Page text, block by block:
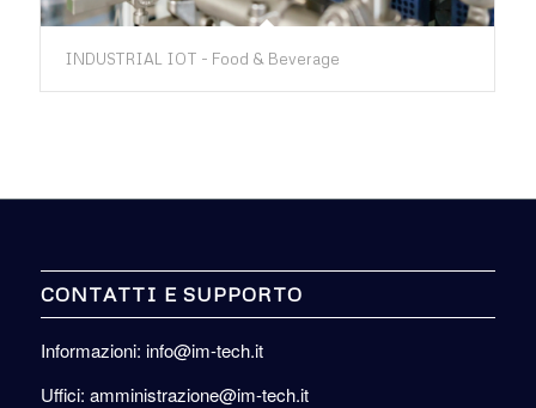
INDUSTRIAL IOT - Food & Beverage
CONTATTI E SUPPORTO
Informazioni: info@im-tech.it
Uffici: amministrazione@im-tech.it